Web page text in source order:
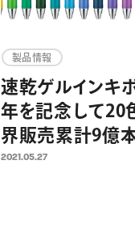
製品情報
速乾ゲルインキ
年を記念して
界販売累計9億
ル」発売20周年
2021.05.27